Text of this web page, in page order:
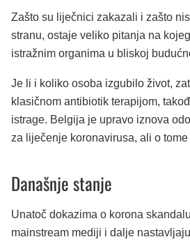
Zašto su liječnici zakazali i zašto
stranu, ostaje veliko pitanja na
istražnim organima u bliskoj
Je li i koliko osoba izgubilo život,
klasičnom antibiotik terapijom,
istrage. Belgija je upravo iznova
za liječenje koronavirusa, ali o
Današnje stanje
Unatoč dokazima o korona
mainstream mediji i dalje